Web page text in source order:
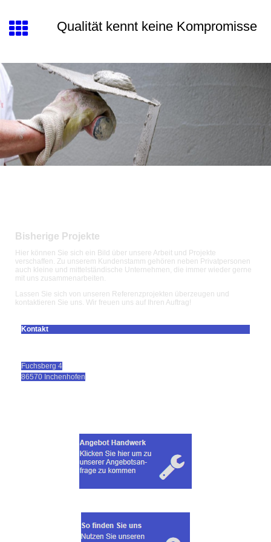
Qualität kennt keine Kompromisse
Bisherige Projekte
Hier können Sie sich ein Bild über unsere Arbeit und Projekte
verschaffen. Zu unserem Kundenstamm gehören neben Privatpersonen
auch kleine und mittelständische Unternehmen, die immer wieder gerne
mit uns zusammenarbeiten.
Lassen Sie sich von unseren Referenzprojekten überzeugen und
kontaktieren Sie uns. Wir freuen uns auf Ihren Auftrag!
Kontakt
Fuchsberg 4
86570 Inchenhofen